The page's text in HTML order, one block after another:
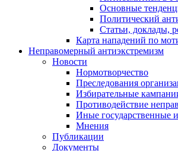
Основные
Политический
Статьи, доклады,
Карта нападений по
Неправомерный антиэкстремизм
Новости
Нормотворчество
Преследования
Избирательные
Противодействие
Иные государственные
Мнения
Публикации
Документы